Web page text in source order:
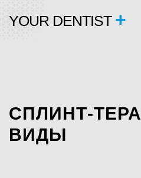
YOUR DENTIST +
СПЛИНТ-
ВИДЫ